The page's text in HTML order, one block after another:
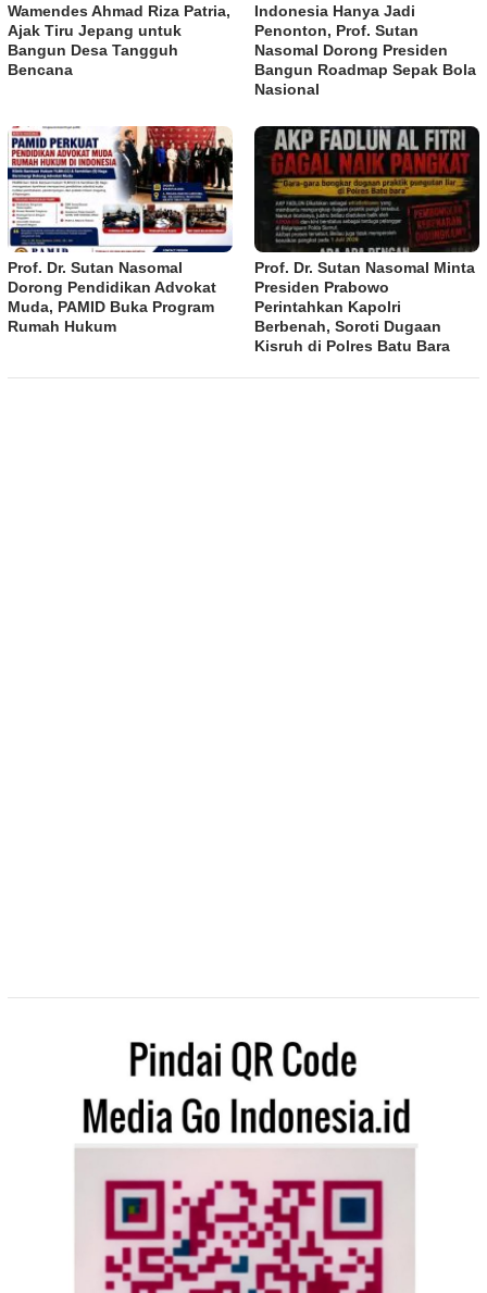
Wamendes Ahmad Riza Patria,
Ajak Tiru Jepang untuk
Bangun Desa Tangguh
Bencana
Indonesia Hanya Jadi
Penonton, Prof. Sutan
Nasomal Dorong Presiden
Bangun Roadmap Sepak Bola
Nasional
Prof. Dr. Sutan Nasomal
Dorong Pendidikan Advokat
Muda, PAMID Buka Program
Rumah Hukum
Prof. Dr. Sutan Nasomal Minta
Presiden Prabowo
Perintahkan Kapolri
Berbenah, Soroti Dugaan
Kisruh di Polres Batu Bara